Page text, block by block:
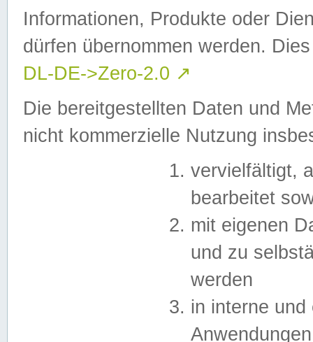
Informationen, Produkte oder
dürfen übernommen werden.
DL-DE->Zero-2.0 ↗
Die bereitgestellten Daten und
nicht kommerzielle Nutzung
vervielfältigt,
bearbeitet
mit eigenen
und zu
werden
in interne